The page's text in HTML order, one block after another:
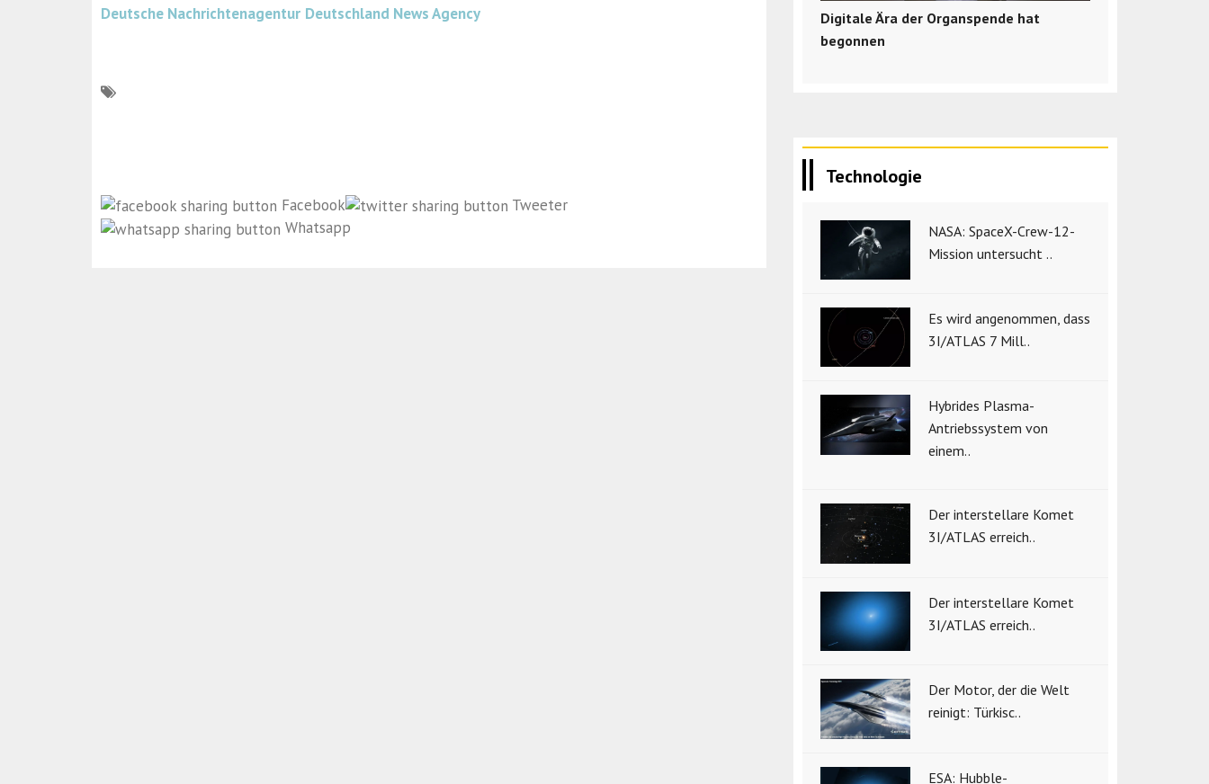
Deutsche Nachrichtenagentur Deutschland News Agency
Facebook
Tweeter
Whatsapp
Digitale Ära der Organspende hat
begonnen
Technologie
NASA: SpaceX-Crew-12-
Mission untersucht ..
Es wird angenommen, dass
3I/ATLAS 7 Mill..
Hybrides Plasma-
Antriebssystem von
einem..
Der interstellare Komet
3I/ATLAS erreich..
Der interstellare Komet
3I/ATLAS erreich..
Der Motor, der die Welt
reinigt: Türkisc..
ESA: Hubble-